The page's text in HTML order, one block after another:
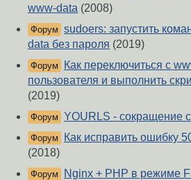
www-data (2008)
Форум sudoers: запустить
data без пароля (2019)
Форум
Как переключиться с
пользователя и выполнить
(2019)
Форум YOURLS - сокращение
Форум
Как исправить ошибку
(2018)
Форум
Nginx + PHP в режиме